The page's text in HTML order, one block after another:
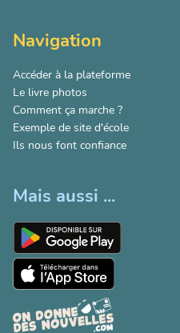
Navigation
Accéder à la plateforme
Le livre photos
Comment ça marche ?
Exemple de site d'école
Ils nous font confiance
Mais aussi ...